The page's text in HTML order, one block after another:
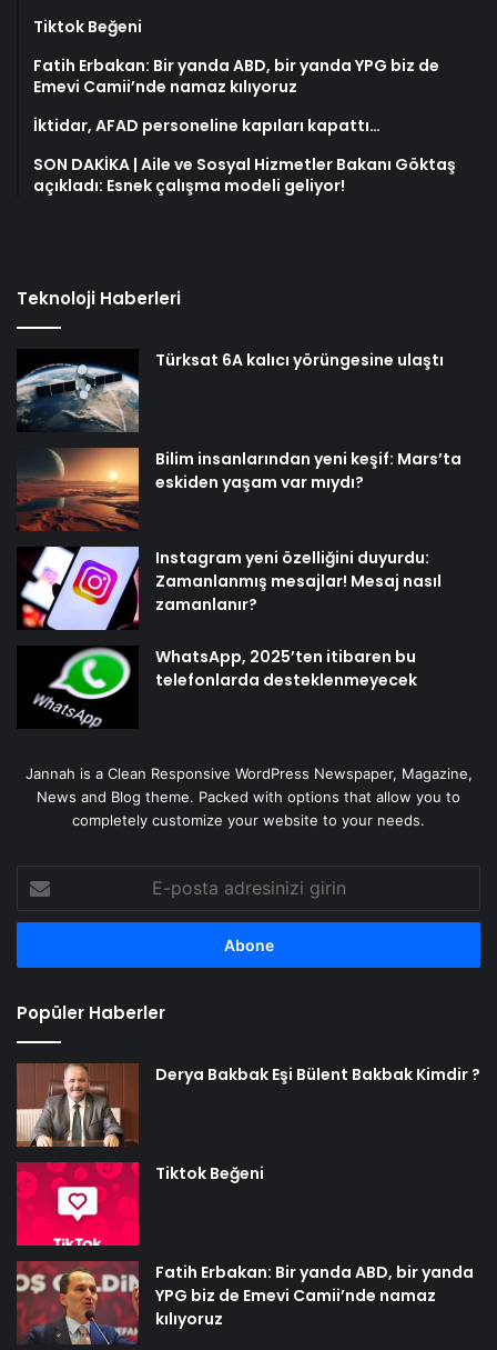
Tiktok Beğeni
Fatih Erbakan: Bir yanda ABD, bir yanda YPG biz de
Emevi Camii’nde namaz kılıyoruz
İktidar, AFAD personeline kapıları kapattı…
SON DAKİKA | Aile ve Sosyal Hizmetler Bakanı Göktaş
açıkladı: Esnek çalışma modeli geliyor!
Teknoloji Haberleri
Türksat 6A kalıcı yörüngesine ulaştı
Bilim insanlarından yeni keşif: Mars’ta
eskiden yaşam var mıydı?
Instagram yeni özelliğini duyurdu:
Zamanlanmış mesajlar! Mesaj nasıl
zamanlanır?
WhatsApp, 2025’ten itibaren bu
telefonlarda desteklenmeyecek
Jannah is a Clean Responsive WordPress Newspaper, Magazine,
News and Blog theme. Packed with options that allow you to
completely customize your website to your needs.
posta
adresinizi
Popüler Haberler
Derya Bakbak Eşi Bülent Bakbak Kimdir ?
Tiktok Beğeni
Fatih Erbakan: Bir yanda ABD, bir yanda
YPG biz de Emevi Camii’nde namaz
kılıyoruz